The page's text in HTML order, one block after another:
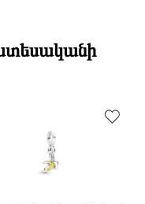
3-4 աշխատանքային